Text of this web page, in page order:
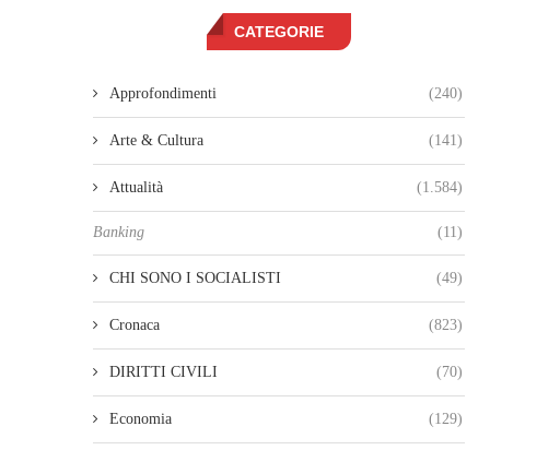
CATEGORIE
Approfondimenti (240)
Arte & Cultura (141)
Attualità (1.584)
Banking (11)
CHI SONO I SOCIALISTI (49)
Cronaca (823)
DIRITTI CIVILI (70)
Economia (129)